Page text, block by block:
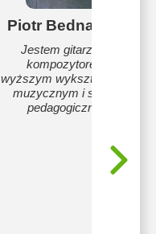
Piotr Bednarczyk
Jestem gitarzystą i
kompozytorem z
wyższym wykształceniem
muzycznym i studium
pedagogicznym.